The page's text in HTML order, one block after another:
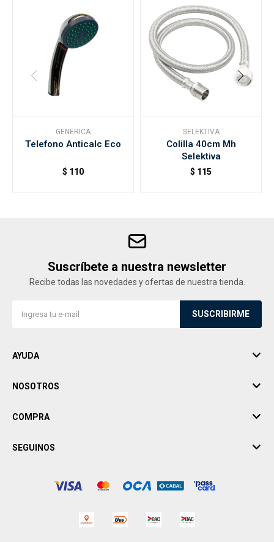
GENERICA
Telefono Anticalc Eco
$ 110
SELEKTIVA
Colilla 40cm Mh
Selektiva
$ 115
Suscríbete a nuestra newsletter
Recibe todas las novedades y ofertas de nuestra tienda.
SUSCRIBIRME
AYUDA
NOSOTROS
COMPRA
SEGUINOS